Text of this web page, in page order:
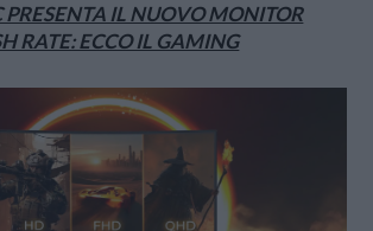
IL NUOVO MONITOR
RATE: ECCO IL GAMING